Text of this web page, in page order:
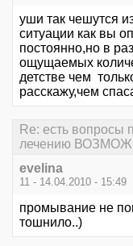
уши так чешутся
ситуации как вы
постоянно,но в
ощущаемых
детстве чем
расскажу,чем
Re: есть
лечению
evelina
11 - 14.04.2010 - 15:49
промывание не
тошнило..)